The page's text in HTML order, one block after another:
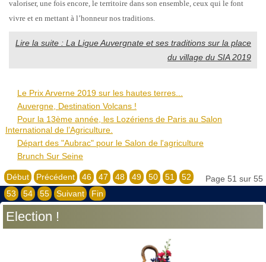
valoriser, une fois encore, le territoire dans son ensemble, ceux qui le font
vivre et en mettant à l’honneur nos traditions.
Lire la suite : La Ligue Auvergnate et ses traditions sur la place
du village du SIA 2019
Le Prix Arverne 2019 sur les hautes terres...
Auvergne, Destination Volcans !
Pour la 13ème année, les Lozériens de Paris au Salon
International de l’Agriculture.
Départ des "Aubrac" pour le Salon de l'agriculture
Brunch Sur Seine
Page 51 sur 55
Début Précédent 46 47 48 49 50 51
52
53
54 55 Suivant Fin
Election !